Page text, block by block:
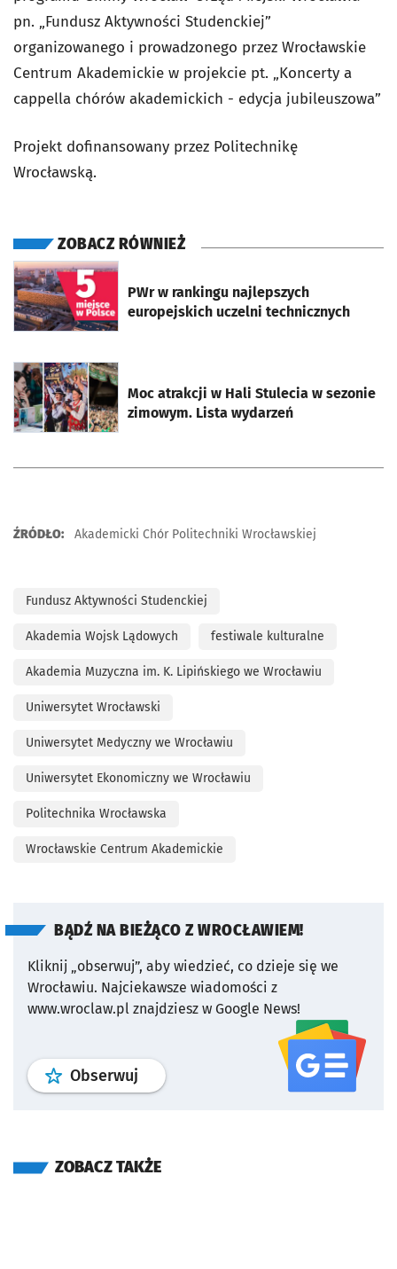
pn. „Fundusz Aktywności Studenckiej”
organizowanego i prowadzonego przez Wrocławskie
Centrum Akademickie w projekcie pt. „Koncerty a
cappella chórów akademickich - edycja jubileuszowa”
Projekt dofinansowany przez Politechnikę
Wrocławską.
ZOBACZ RÓWNIEŻ
PWr w rankingu najlepszych
europejskich uczelni technicznych
otworzy się w nowej karcie
Moc atrakcji w Hali Stulecia w sezonie
zimowym. Lista wydarzeń
otworzy się w nowej karcie
ŹRÓDŁO: Akademicki Chór Politechniki Wrocławskiej
Fundusz Aktywności Studenckiej
Akademia Wojsk Lądowych festiwale kulturalne
Akademia Muzyczna im. K. Lipińskiego we Wrocławiu
Uniwersytet Wrocławski
Uniwersytet Medyczny we Wrocławiu
Uniwersytet Ekonomiczny we Wrocławiu
Politechnika Wrocławska
Wrocławskie Centrum Akademickie
BĄDŹ NA BIEŻĄCO Z WROCŁAWIEM!
Kliknij „obserwuj”, aby wiedzieć, co dzieje się we
Wrocławiu. Najciekawsze wiadomości z
www.wroclaw.pl znajdziesz w Google News!
Obserwuj profil serwisu
ZOBACZ TAKŻE